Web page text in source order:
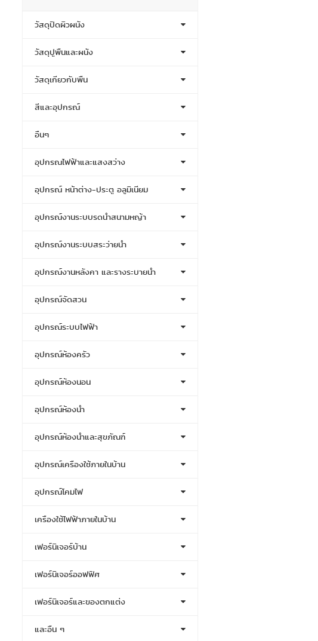
วัสดุปิดผิวผนัง
วัสดุปูพื้นและผนัง
วัสดุเกี่ยวกับพื้น
สีและอุปกรณ์
อื่นๆ
อุปกรณไฟฟ้าและแสงสว่าง
อุปกรณ์ หน้าต่าง-ประตู อลูมิเนียม
อุปกรณ์งานระบบรดน้ำสนามหญ้า
อุปกรณ์งานระบบสระว่ายน้ำ
อุปกรณ์งานหลังคา และรางระบายน้ำ
อุปกรณ์จัดสวน
อุปกรณ์ระบบไฟฟ้า
อุปกรณ์ห้องครัว
อุปกรณ์ห้องนอน
อุปกรณ์ห้องน้ำ
อุปกรณ์ห้องน้ำและสุขภัณฑ์
อุปกรณ์เครื่องใช้ภายในบ้าน
อุปกรณ์โคมไฟ
เครื่องใช้ไฟฟ้าภายในบ้าน
เฟอร์นิเจอร์บ้าน
เฟอร์นิเจอร์ออฟฟิศ
เฟอร์นิเจอร์และของตกแต่ง
และอื่น ๆ